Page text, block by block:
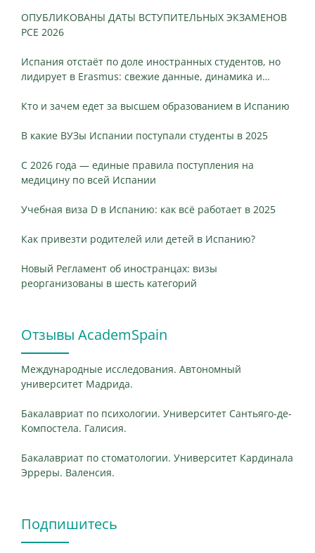
ОПУБЛИКОВАНЫ ДАТЫ ВСТУПИТЕЛЬНЫХ ЭКЗАМЕНОВ
PCE 2026
Испания отстаёт по доле иностранных студентов, но
лидирует в Erasmus: свежие данные, динамика и
Кто и зачем едет за высшем образованием в Испанию
В какие ВУЗы Испании поступали студенты в 2025
С 2026 года — единые правила поступления на
медицину по всей Испании
Учебная виза D в Испанию: как всё работает в 2025
Как привезти родителей или детей в Испанию?
Новый Регламент об иностранцах: визы
реорганизованы в шесть категорий
Отзывы AcademSpain
Международные исследования. Автономный
университет Мадрида.
Бакалавриат по психологии. Университет Сантьяго-де-
Компостела. Галисия.
Бакалавриат по стоматологии. Университет Кардинала
Эрреры. Валенсия.
Подпишитесь